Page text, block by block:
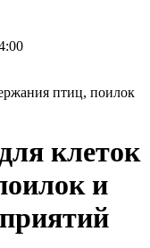
птиц, поилок
клеток
и